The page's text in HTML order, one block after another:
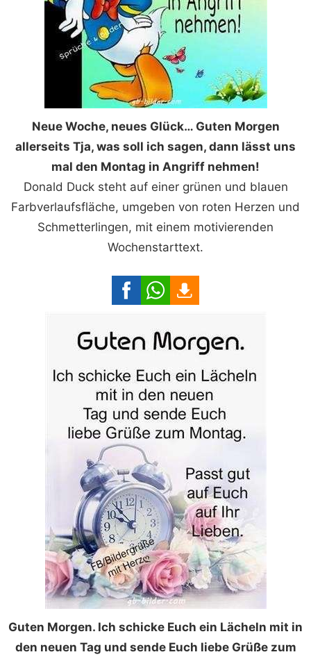
Neue Woche, neues Glück… Guten Morgen
allerseits Tja, was soll ich sagen, dann lässt uns
mal den Montag in Angriff nehmen!
Donald Duck steht auf einer grünen und blauen
Farbverlaufsfläche, umgeben von roten Herzen und
Schmetterlingen, mit einem motivierenden
Wochenstarttext.
Guten Morgen. Ich schicke Euch ein Lächeln mit in
den neuen Tag und sende Euch liebe Grüße zum